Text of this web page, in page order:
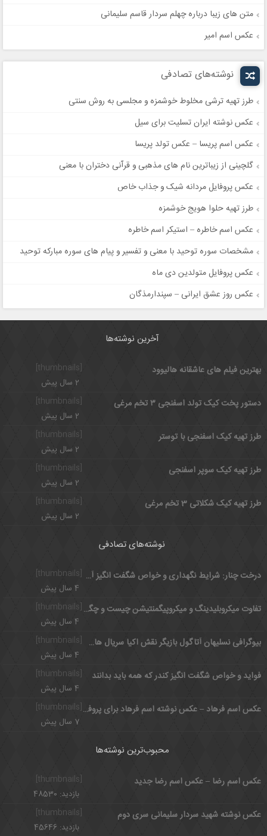
متن های زیبا درباره چهلم سردار قاسم سلیمانی
عکس اسم امیر
نوشته‌های تصادفی
طرز تهیه ترشی مخلوط خوشمزه و مجلسی به روش سنتی
عکس نوشته ایران تسلیت برای سیل
عکس اسم پریسا – عکس تولد پریسا
گلچینی از زیباترین نام های مذهبی و قرآنی دختران با معنی
عکس پروفایل مردانه شیک و جذاب خاص
طرز تهیه حلوا هویج خوشمزه
عکس اسم خاطره – استیکر اسم خاطره
مشخصات سوره توحید با معنی و تفسیر و پیام های سوره مبارکه توحید
عکس پروفایل متولدین دی ماه
عکس روز عشق ایرانی – سپندارمذگان
آخرین نوشته‌ها
بهترین فیلم های عاشقانه هالیوود
2 سال پیش
[thumbnails]
دستور پخت کیک تولد اسفنجی ۳ تخم مرغی
2 سال پیش
طرز تهیه کیک اسفنجی با توستر
2 سال پیش
[thumbnails]
طرز تهیه کیک سوپر اسفنجی
2 سال پیش
طرز تهیه کیک شکلاتی 3 تخم مرغی
2 سال پیش
نوشته‌های تصادفی
[thumbnails] درخت چنار: شرایط نگهداری و خواص شگفت انگیز آن برای بدن
4 سال پیش
تفاوت میکروبلیدینگ و میکروپیگمنتیشن چیست و چگونه انجام می شود؟
4 سال پیش
[thumbnails]
بیوگرافی نسلیهان آتاگول بازیگر نقش اکیا سریال های ترکی+ اینستاگرام
4 سال پیش
فواید و خواص شگفت انگیز کندر که همه باید بدانند
4 سال پیش
عکس اسم فرهاد – عکس نوشته اسم فرهاد برای پروفایل
7 سال پیش
محبوب‌ترین نوشته‌ها
عکس اسم رضا – عکس اسم رضا جدید
بازدید: 48530
[thumbnails]
عکس نوشته شهید سردار سلیمانی سری دوم
بازدید: 45646